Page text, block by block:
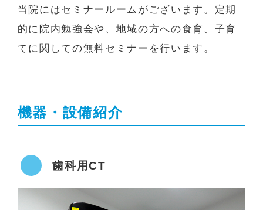
当院にはセミナールームがございます。定期
的に院内勉強会や、地域の方への食育、子育
てに関しての無料セミナーを行います。
機器・設備紹介
歯科用CT